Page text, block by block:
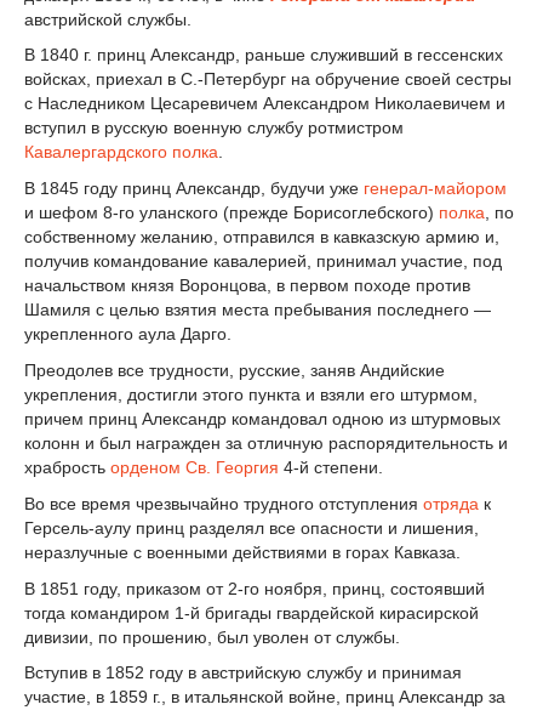
австрийской службы.
В 1840 г. принц Александр, раньше служивший в гессенских
войсках, приехал в С.-Петербург на обручение своей сестры
с Наследником Цесаревичем Александром Николаевичем и
вступил в русскую военную службу ротмистром
Кавалергардского полка.
В 1845 году принц Александр, будучи уже генерал-майором
и шефом 8-го уланского (прежде Борисоглебского) полка , по
собственному желанию, отправился в кавказскую армию и,
получив командование кавалерией, принимал участие, под
начальством князя Воронцова, в первом походе против
Шамиля с целью взятия места пребывания последнего —
укрепленного аула Дарго.
Преодолев все трудности, русские, заняв Андийские
укрепления, достигли этого пункта и взяли его штурмом,
причем принц Александр командовал одною из штурмовых
колонн и был награжден за отличную распорядительность и
храбрость орденом Св. Георгия 4-й степени.
Во все время чрезвычайно трудного отступления отряда к
Герсель-аулу принц разделял все опасности и лишения,
неразлучные с военными действиями в горах Кавказа.
В 1851 году, приказом от 2-го ноября, принц, состоявший
тогда командиром 1-й бригады гвардейской кирасирской
дивизии, по прошению, был уволен от службы.
Вступив в 1852 году в австрийскую службу и принимая
участие, в 1859 г., в итальянской войне, принц Александр за